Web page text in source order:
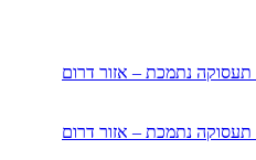
תעסוקה נתמכת – אזור דרום
תעסוקה נתמכת – אזור דרום